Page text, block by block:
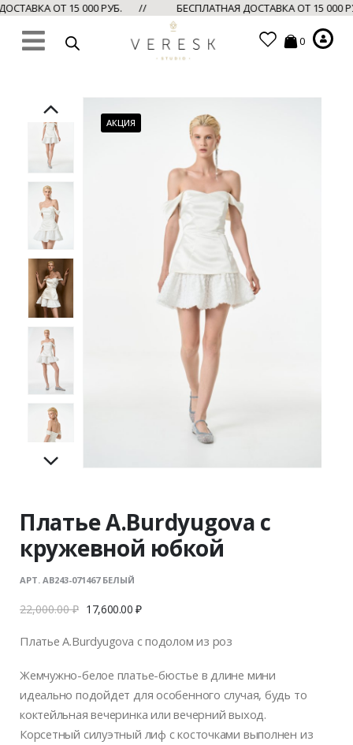
ОТ 15 000 РУБ. // БЕСПЛАТНАЯ ДОСТАВКА ОТ 15
0
АКЦИЯ
Платье A.Burdyugova с
кружевной юбкой
АРТ. AB243-071467 БЕЛЫЙ
22,000.00₽ 17,600.00 ₽
Платье A.Burdyugova с подолом из роз
Жемчужно-белое платье-бюстье в длине мини
идеально подойдет для особенного случая, будь то
коктейльная вечеринка или вечерний выход.
Корсетный силуэтный лиф с косточками выполнен из